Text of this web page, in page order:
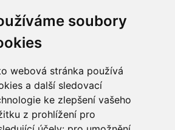
soubory
webová stránka používá
a další sledovací
ke zlepšení vašeho
z prohlížení pro
ÚDAJE
prací
INFORMACE
údajů